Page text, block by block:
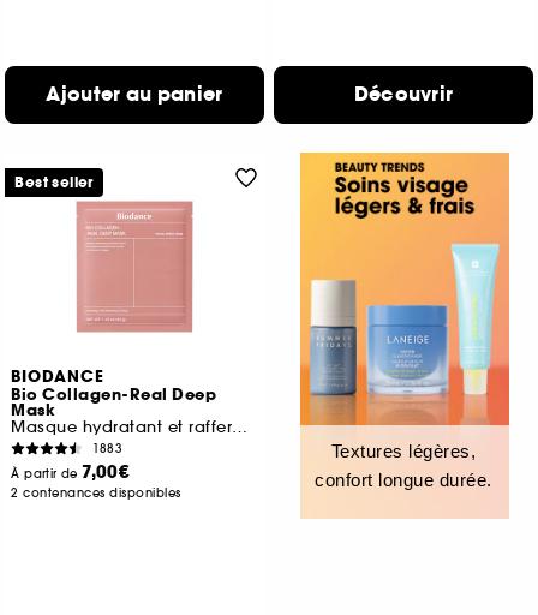
Ajouter au panier Découvrir
BIODANCE
Bio Collagen-Real Deep
Mask
Masque hydratant et raffermissant
1883
À partir de 7,00€
2 contenances disponibles
Best seller
Textures légères,
confort longue durée.